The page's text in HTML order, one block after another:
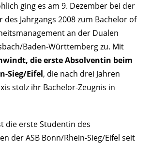
ging es am 9. Dezember bei der
Jahrgangs 2008 zum Bachelor of
an der Dualen
Baden-Württemberg zu. Mit
die erste Absolventin beim
Sieg/Eifel, die nach drei Jahren
stolz ihr Bachelor-Zeugnis in
die erste Studentin des
der ASB Bonn/Rhein-Sieg/Eifel seit